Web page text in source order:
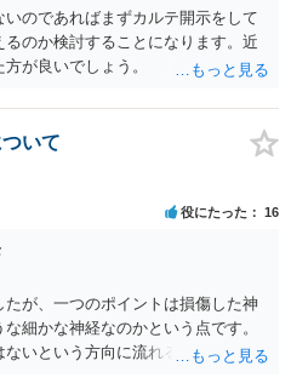
のであればまずカルテ開示をして
のか検討することになります。近
が良いでしょう。
いて
役にたった 16
が、一つのポイントは損傷した神
細かな神経なのかという点です。
いという方向に流れる可能性があ